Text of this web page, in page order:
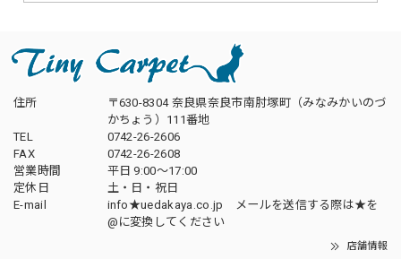
住所
〒630-8304 奈良県奈良市南肘塚町（みなみかいのづ
かちょう）111番地
TEL
0742-26-2606
FAX
0742-26-2608
営業時間
平日 9:00～17:00
定休日
土・日・祝日
E-mail
info★uedakaya.co.jp メールを送信する際は★を
@に変換してください
店舗情報